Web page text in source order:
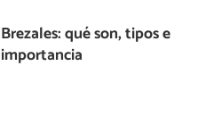
Brezales: qué son, tipos e
importancia